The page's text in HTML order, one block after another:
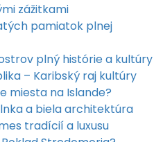
zážitkami
pamiatok plnej
plný histórie a kultúry
– Karibský raj kultúry
miesta na Islande?
a biela architektúra
tradícií a luxusu